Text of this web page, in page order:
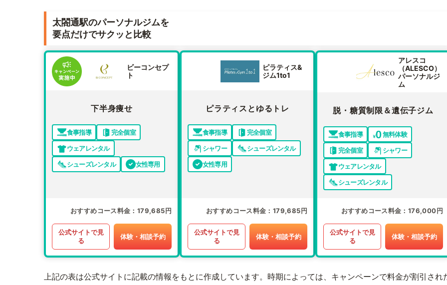
太閤通駅のパーソナルジムを
要点だけでサクッと比較
ビーコンセプ
ト
下半身痩せ
食事指導
完全個室
ウェアレンタル
シューズレンタル
女性専用
おすすめコース料金 179,685円
公式サイトで見
る
体験・相談予約
ピラティス&
ジム1to1
ピラティスとゆるトレ
食事指導
完全個室
シャワー
シューズレンタル
女性専用
おすすめコース料金 179,685円
公式サイトで見
る
体験・相談予約
アレスコ
（ALESCO）
パーソナルジ
ム
脱・糖質制限＆遺伝子ジム
食事指導
無料体験
完全個室
シャワー
ウェアレンタル
シューズレンタル
おすすめコース料金 176,000円
公式サイトで見
る
体験・相談予約
上記の表は公式サイトに記載の情報をもとに作成しています。時期によっては、キャンペーンで料金が割引され